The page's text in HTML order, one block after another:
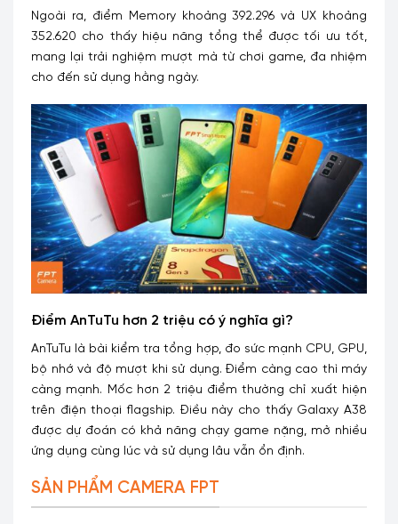
Ngoài ra, điểm Memory khoảng 392.296 và UX khoảng
352.620 cho thấy hiệu năng tổng thể được tối ưu tốt,
mang lại trải nghiệm mượt mà từ chơi game, đa nhiệm
cho đến sử dụng hằng ngày.
Điểm AnTuTu hơn 2 triệu có ý nghĩa gì?
AnTuTu là bài kiểm tra tổng hợp, đo sức mạnh CPU, GPU,
bộ nhớ và độ mượt khi sử dụng. Điểm càng cao thì máy
càng mạnh. Mốc hơn 2 triệu điểm thường chỉ xuất hiện
trên điện thoại flagship. Điều này cho thấy Galaxy A38
được dự đoán có khả năng chạy game nặng, mở nhiều
ứng dụng cùng lúc và sử dụng lâu vẫn ổn định.
SẢN PHẨM CAMERA FPT